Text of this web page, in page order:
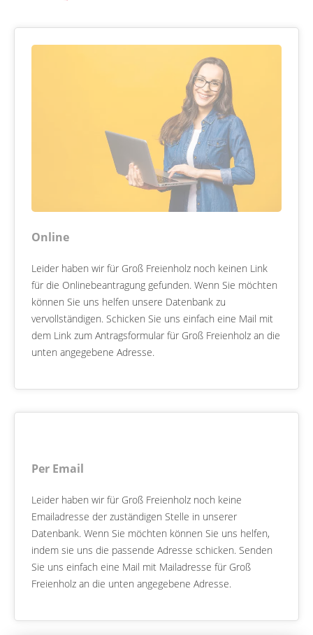
Online
Leider haben wir für Groß Freienholz noch keinen Link
für die Onlinebeantragung gefunden. Wenn Sie möchten
können Sie uns helfen unsere Datenbank zu
vervollständigen. Schicken Sie uns einfach eine Mail mit
dem Link zum Antragsformular für Groß Freienholz an die
unten angegebene Adresse.
Per Email
Leider haben wir für Groß Freienholz noch keine
Emailadresse der zuständigen Stelle in unserer
Datenbank. Wenn Sie möchten können Sie uns helfen,
indem sie uns die passende Adresse schicken. Senden
Sie uns einfach eine Mail mit Mailadresse für Groß
Freienholz an die unten angegebene Adresse.